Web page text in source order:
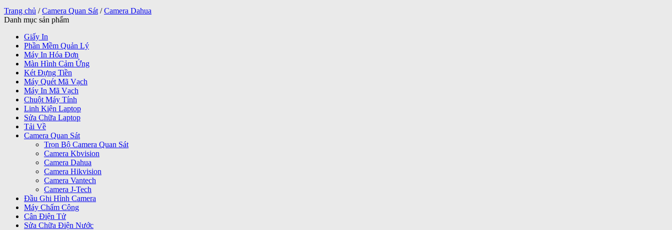
Trang chủ / Camera Quan Sát / Camera Dahua
Danh mục sản phẩm
Giấy In
Phần Mềm Quản Lý
Máy In Hóa Đơn
Màn Hình Cảm Ứng
Két Đựng Tiền
Máy Quét Mã Vạch
Máy In Mã Vạch
Chuột Máy Tính
Linh Kiện Laptop
Sửa Chữa Laptop
Tải Về
Camera Quan Sát
Trọn Bộ Camera Quan Sát
Camera Kbvision
Camera Dahua
Camera Hikvision
Camera Vantech
Camera J-Tech
Đầu Ghi Hình Camera
Máy Chấm Công
Cân Điện Tử
Sửa Chữa Điện Nước